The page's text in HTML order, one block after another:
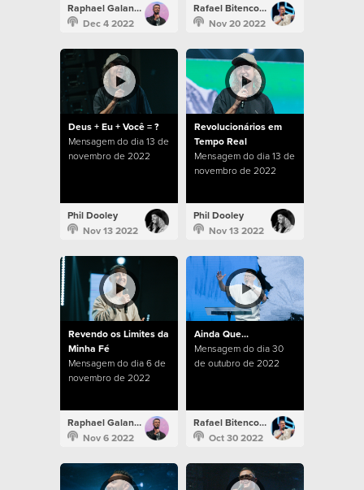
Raphael Galante
Dec 4 2022
Rafael Bitencourt
Nov 20 2022
Deus + Eu + Você = ?
Mensagem do dia 13 de
novembro de 2022
Phil Dooley
Nov 13 2022
Revolucionários em
Tempo Real
Mensagem do dia 13 de
novembro de 2022
Phil Dooley
Nov 13 2022
Revendo os Limites da
Minha Fé
Mensagem do dia 6 de
novembro de 2022
Raphael Galante
Nov 6 2022
Ainda Que...
Mensagem do dia 30
de outubro de 2022
Rafael Bitencourt
Oct 30 2022